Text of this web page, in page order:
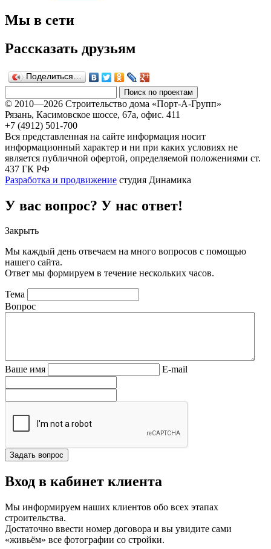
Мы в сети
Рассказать друзьям
Поделиться…
© 2010—2026 Строительство дома «Порт-А-Групп»
Рязань, Касимовское шоссе, 67а, офиc. 411
+7 (4912) 501-700
Вся представленная на сайте информация носит
информационный характер и ни при каких условиях не
является публичной офертой, определяемой положениями ст.
437 ГК РФ
Разработка и продвижение студия Динамика
У вас вопрос? У нас ответ!
Закрыть
Мы каждый день отвечаем на много вопросов с помощью
нашего сайта.
Ответ мы формируем в течение нескольких часов.
Тема
Вопрос
Ваше имя E-mail
Вход в кабинет клиента
Мы информируем наших клиентов обо всех этапах
строительства.
Достаточно ввести номер договора и вы увидите сами
«живьём» все фотографии со стройки.